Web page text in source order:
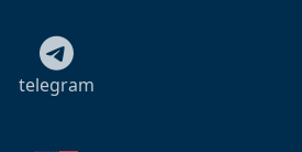
telegram